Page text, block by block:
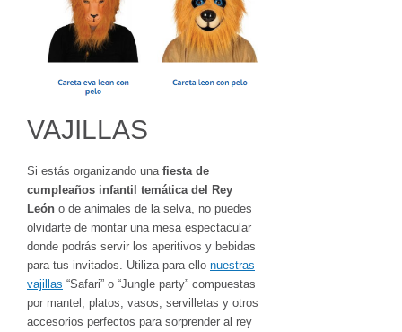
VAJILLAS
Si estás organizando una fiesta de
cumpleaños infantil temática del Rey
León o de animales de la selva, no puedes
olvidarte de montar una mesa espectacular
donde podrás servir los aperitivos y bebidas
para tus invitados. Utiliza para ello nuestras
vajillas “Safari” o “Jungle party” compuestas
por mantel, platos, vasos, servilletas y otros
accesorios perfectos para sorprender al rey